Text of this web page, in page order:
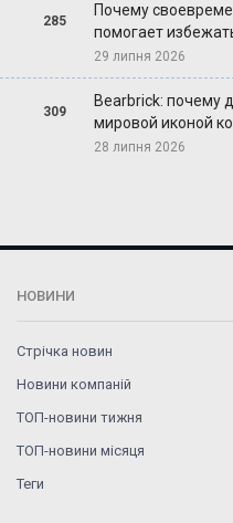
285
Почему
помогает
29 липня 2026
309
Bearbrick: почему
мировой иконой
28 липня 2026
НОВИНИ
Стрічка новин
Новини компаній
ТОП-новини тижня
ТОП-новини місяця
Теги